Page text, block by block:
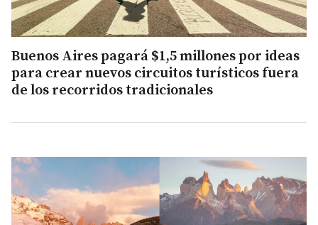
Buenos Aires pagará $1,5 millones por ideas
para crear nuevos circuitos turísticos fuera
de los recorridos tradicionales